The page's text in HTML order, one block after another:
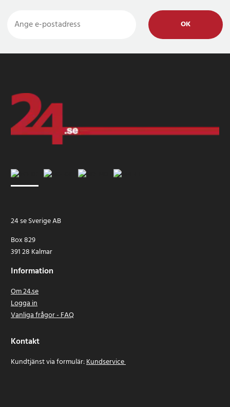
OK
24 se Sverige AB
Box 829
391 28 Kalmar
Information
Om 24.se
Logga in
Vanliga frågor - FAQ
Kontakt
Kundtjänst via formulär:Kundservice